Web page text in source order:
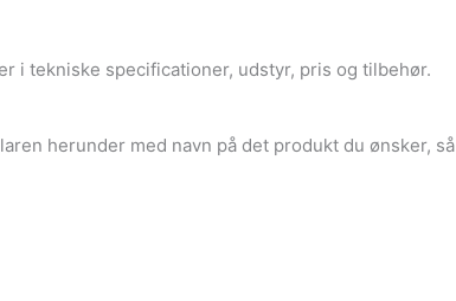
i tekniske specificationer, udstyr, pris og tilbehør.
herunder med navn på det produkt du ønsker, så